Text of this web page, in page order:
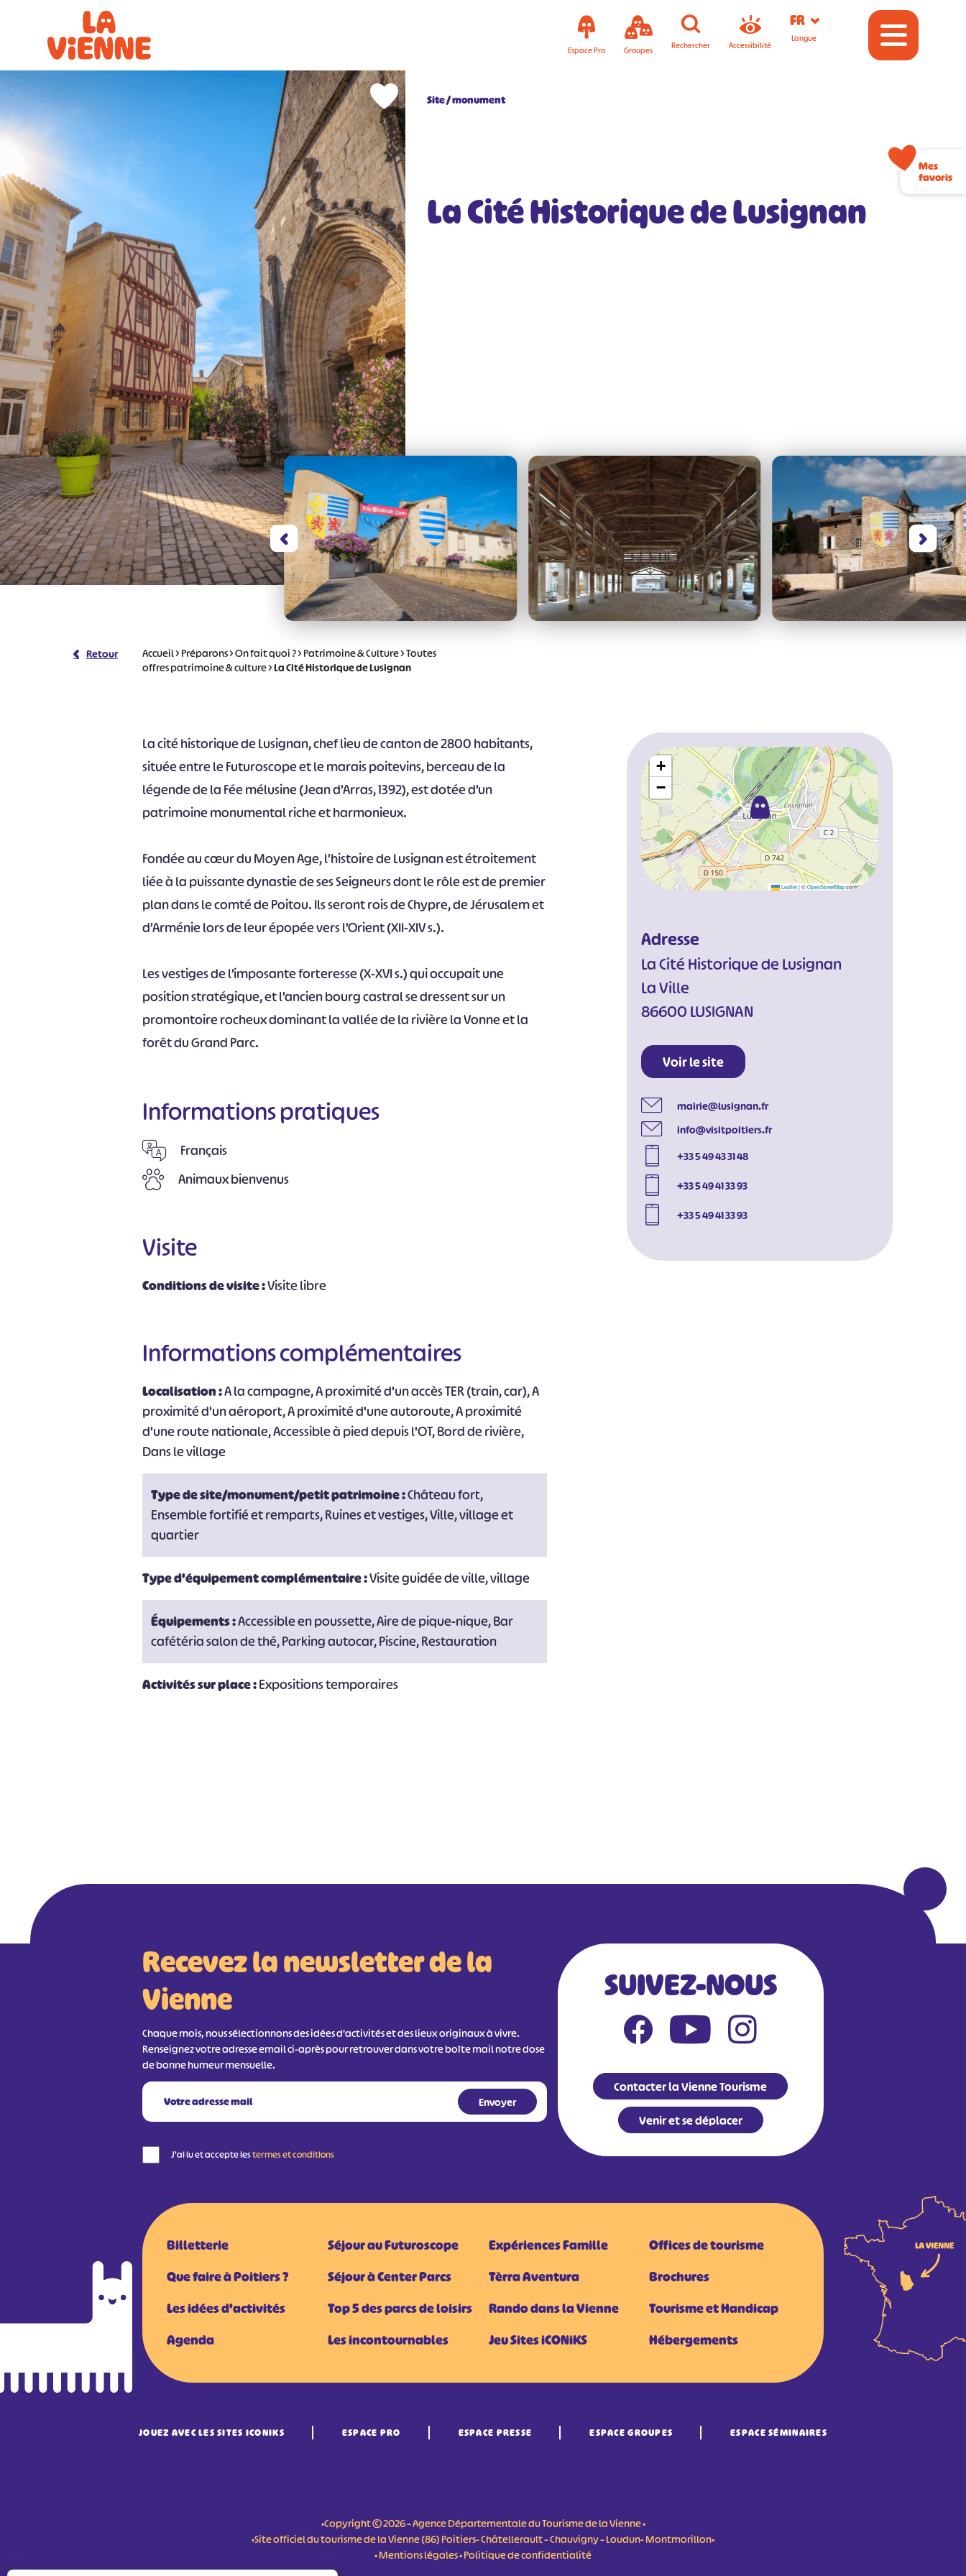
Espace Pro Groupes Rechercher Accessibilité
FR
Langue
Site / monument
La Cité Historique de Lusignan
Retour Accueil>Préparons>On fait quoi ?>Patrimoine & Culture>Toutes
offres patrimoine & culture>La Cité Historique de Lusignan
La cité historique de Lusignan, chef lieu de canton de 2800 habitants,
située entre le Futuroscope et le marais poitevins, berceau de la
légende de la Fée mélusine (Jean d’Arras, 1392), est dotée d’un
patrimoine monumental riche et harmonieux.
Fondée au cœur du Moyen Age, l’histoire de Lusignan est étroitement
liée à la puissante dynastie de ses Seigneurs dont le rôle est de premier
plan dans le comté de Poitou. Ils seront rois de Chypre, de Jérusalem et
d’Arménie lors de leur épopée vers l’Orient (XII-XIV s.).
Les vestiges de l’imposante forteresse (X-XVI s.) qui occupait une
position stratégique, et l’ancien bourg castral se dressent sur un
promontoire rocheux dominant la vallée de la rivière la Vonne et la
forêt du Grand Parc.
Informations pratiques
Français
Animaux bienvenus
Visite
Conditions de visite :Visite libre
Informations complémentaires
Localisation :A la campagne, A proximité d'un accès TER (train, car), A
proximité d'un aéroport, A proximité d'une autoroute, A proximité
d'une route nationale, Accessible à pied depuis l'OT, Bord de rivière,
Dans le village
Type de site/monument/petit patrimoine :Château fort,
Ensemble fortifié et remparts, Ruines et vestiges, Ville, village et
quartier
Type d'équipement complémentaire :Visite guidée de ville, village
Équipements :Accessible en poussette, Aire de pique-nique, Bar
cafétéria salon de thé, Parking autocar, Piscine, Restauration
Activités sur place :Expositions temporaires
+
−
Leaflet|©OpenStreetMapcontributors
Adresse
La Cité Historique de Lusignan
La Ville
86600 LUSIGNAN
Voir le site
mairie@lusignan.fr
info@visitpoitiers.fr
+33 5 49 43 31 48
+33 5 49 41 33 93
+33 5 49 41 33 93
Recevez la newsletter de la
Vienne
Chaque mois, nous sélectionnons des idées d'activités et des lieux originaux à vivre.
Renseignez votre adresse email ci-après pour retrouver dans votre boîte mail notre dose
de bonne humeur mensuelle.
J'ai lu et accepte lestermes et conditions
SUIVEZ-NOUS
Contacter la Vienne Tourisme
Venir et se déplacer
Billetterie
Que faire à Poitiers ?
Les idées d'activités
Agenda
Séjour au Futuroscope
Séjour à Center Parcs
Top 5 des parcs de loisirs
Les incontournables
Expériences Famille
Tèrra Aventura
Rando dans la Vienne
Jeu Sites iCONiKS
Offices de tourisme
Brochures
Tourisme et Handicap
Hébergements
JOUEZ AVEC LES SITES ICONIKS ESPACE PRO ESPACE PRESSE ESPACE GROUPES ESPACE SÉMINAIRES
•Copyright © 2026 – Agence Départementale du Tourisme de la Vienne •
•Site officiel du tourisme de la Vienne (86) Poitiers- Châtellerault – Chauvigny – Loudun- Montmorillon•
•Mentions légales•Politique de confidentialité
# # # # #
#
Mes
favoris
Panneau de gestion des cookies